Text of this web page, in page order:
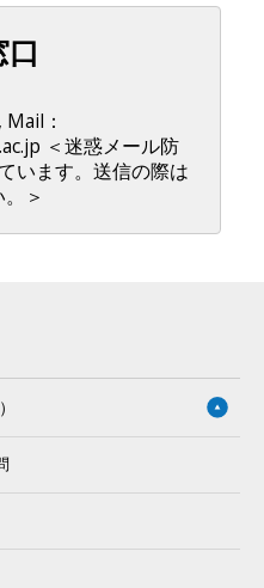
：
＜迷惑メール防
います。送信の際は
＞